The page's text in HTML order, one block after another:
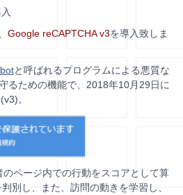
Google reCAPTCHA v3を導入致しま
botと呼ばれるプログラムによる悪質な
るための機能で、2018年10月29日に
。
ページ内での行動をスコアとして算
別し、また、訪問の動きを学習し、